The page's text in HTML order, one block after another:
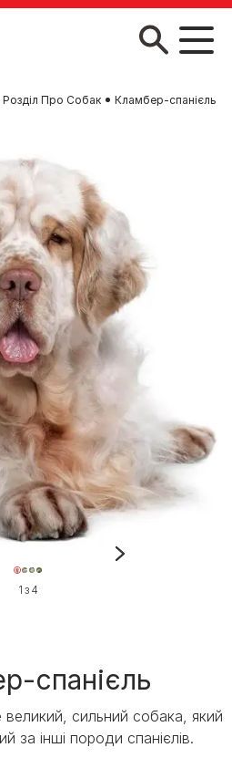
Розділ Про Собак Кламбер-спанієль
спанієль
сильний собака, який
за інші породи спанієлів.
1 з 4